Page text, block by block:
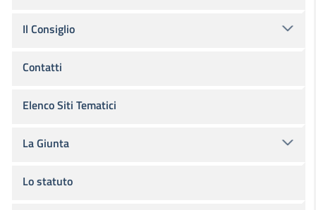
Il Consiglio
Contatti
Elenco Siti Tematici
La Giunta
Lo statuto